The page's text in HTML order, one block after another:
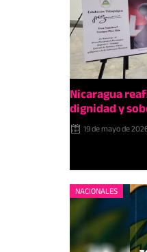
Nicaragua
dignidad y
19 de mayo de
NACIONALES